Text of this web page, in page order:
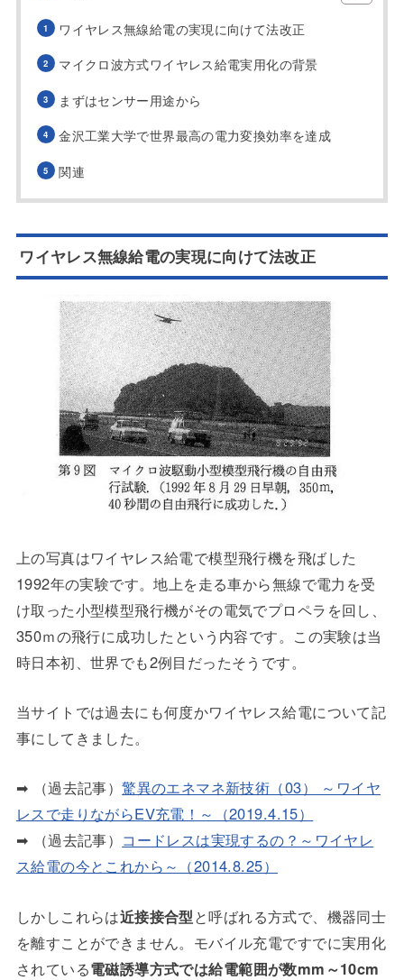
ワイヤレス無線給電の実現に向けて法改正
マイクロ波方式ワイヤレス給電実用化の背景
まずはセンサー用途から
金沢工業大学で世界最高の電力変換効率を達成
関連
ワイヤレス無線給電の実現に向けて法改正
上の写真はワイヤレス給電で模型飛行機を飛ばした
1992年の実験です。地上を走る車から無線で電力を受
け取った小型模型飛行機がその電気でプロペラを回し、
350ｍの飛行に成功したという内容です。この実験は当
時日本初、世界でも2例目だったそうです。
当サイトでは過去にも何度かワイヤレス給電について記
事にしてきました。
➡ （過去記事）驚異のエネマネ新技術（03） ～ワイヤ
レスで走りながらEV充電！～（2019.4.15）
➡ （過去記事） コードレスは実現するの？～ワイヤレ
ス給電の今とこれから～（2014.8.25）
しかしこれらは近接接合型と呼ばれる方式で、機器同士
を離すことができません。モバイル充電ですでに実用化
されている電磁誘導方式では給電範囲が数mm～10cm